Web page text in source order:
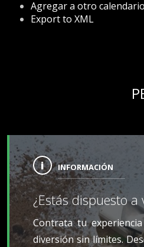
Agregar a otro calendario
Export to XML
INFORMACIÓN
¿Estás dispuesto
Contrata tu
diversión sin límites.